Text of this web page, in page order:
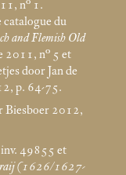
n° 1.
catalogue du
and Flemish Old
2011, n° 5 et
door Jan de
p. 64-75.
Biesboer 2012,
49855 et
(1626/1627-